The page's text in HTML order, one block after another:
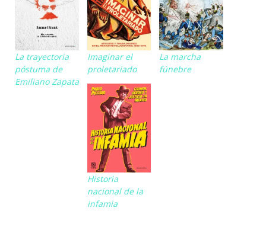
La trayectoria
póstuma de
Emiliano Zapata
Imaginar el
proletariado
La marcha
fúnebre
Historia
nacional de la
infamia